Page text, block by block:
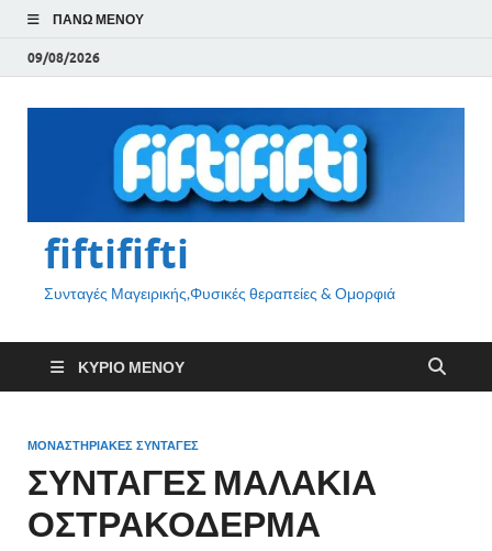
ΠΆΝΩ ΜΕΝΟΎ
09/08/2026
fiftififti
Συνταγές Μαγειρικής,Φυσικές θεραπείες & Ομορφιά
ΚΎΡΙΟ ΜΕΝΟΎ
ΜΟΝΑΣΤΗΡΙΑΚΕΣ ΣΥΝΤΑΓΕΣ
ΣΥΝΤΑΓΕΣ ΜΑΛΑΚΙΑ
ΟΣΤΡΑΚΟΔΕΡΜΑ